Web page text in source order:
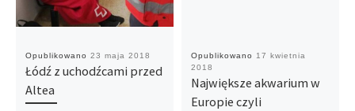
Opublikowano 23 maja 2018
Łódź z uchodźcami przed
Altea
Opublikowano
17 kwietnia
2018
Największe akwarium w
Europie czyli